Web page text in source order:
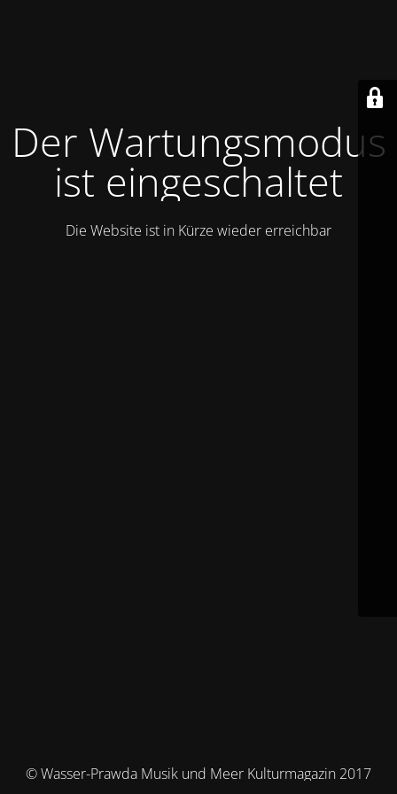
Der Wartungsmodus
ist eingeschaltet
Die Website ist in Kürze wieder erreichbar
© Wasser-Prawda Musik und Meer Kulturmagazin 2017